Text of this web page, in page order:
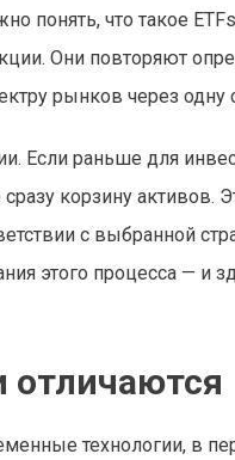
понять, что такое
Они повторяют
рынков через одну
Если раньше для
корзину активов.
с выбранной
этого процесса — и
отличаются
технологии, в